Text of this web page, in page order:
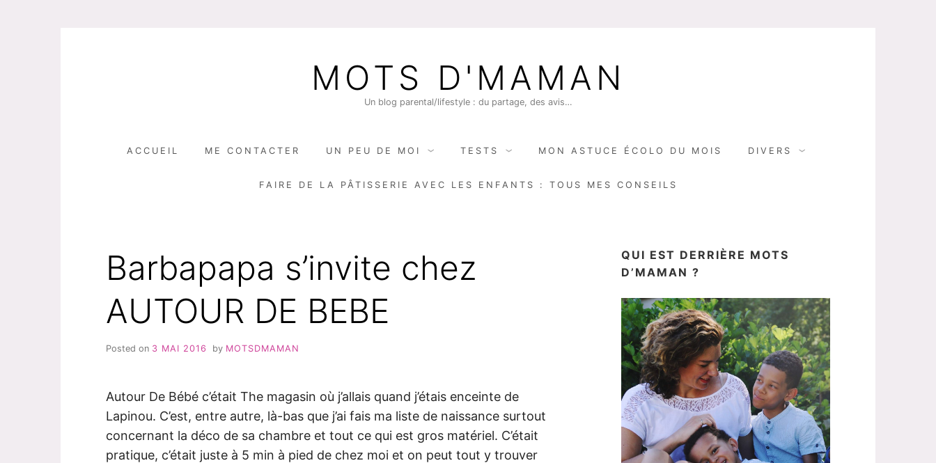
MOTS D'MAMAN
Un blog parental/lifestyle : du partage, des avis…
ACCUEIL ME CONTACTER UN PEU DE MOI TESTS MON ASTUCE ÉCOLO DU MOIS DIVERS
FAIRE DE LA PÂTISSERIE AVEC LES ENFANTS : TOUS MES CONSEILS
Barbapapa s’invite chez
AUTOUR DE BEBE
Posted on 3 MAI 2016 by MOTSDMAMAN
Autour De Bébé c’était The magasin où j’allais quand j’étais enceinte de
Lapinou. C’est, entre autre, là-bas que j’ai fais ma liste de naissance surtout
concernant la déco de sa chambre et tout ce qui est gros matériel. C’était
pratique, c’était juste à 5 min à pied de chez moi et on peut tout y trouver
QUI EST DERRIÈRE MOTS
D’MAMAN ?